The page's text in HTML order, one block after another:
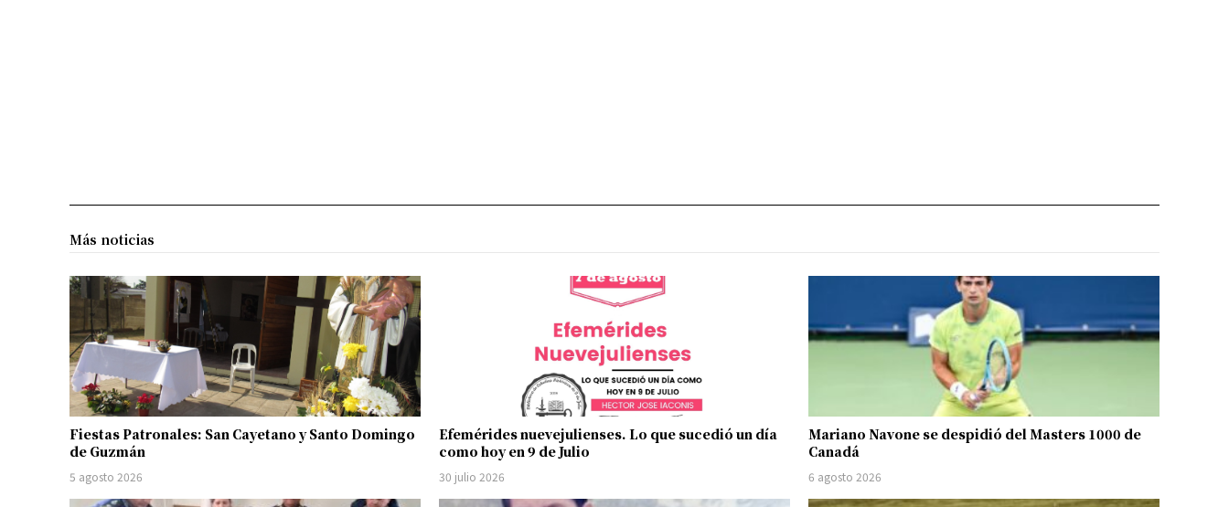
Más noticias
Fiestas Patronales: San Cayetano y Santo Domingo
de Guzmán
5 agosto 2026
Efemérides nuevejulienses. Lo que sucedió un día
como hoy en 9 de Julio
30 julio 2026
Mariano Navone se despidió del Masters 1000 de
Canadá
6 agosto 2026